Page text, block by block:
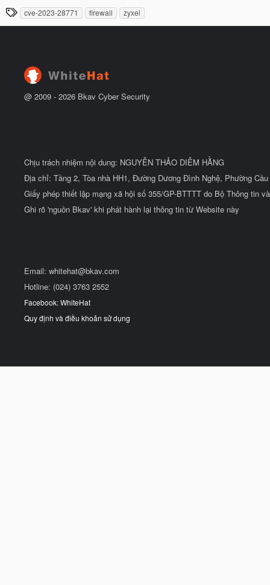
đ
ầ
u
y
u
T
h
cve‑2023‑28771 firewall zyxel
@ 2009 - 2026 Bkav Cyber Security
Chịu trách nhiệm nội dung: NGUYỄN THẢO DIỄM HẰNG
Địa chỉ: Tầng 2, Tòa nhà HH1, Đường Dương Đình Nghệ, Phường
Giấy phép thiết lập mạng xã hội số 355/GP-BTTTT do Bộ Thông tin
Ghi rõ 'nguồn Bkav' khi phát hành lại thông tin từ Website này
Email: whitehat@bkav.com
Hotline: (024) 3763 2552
Facebook: WhiteHat
Quy định và điều khoản sử dụng